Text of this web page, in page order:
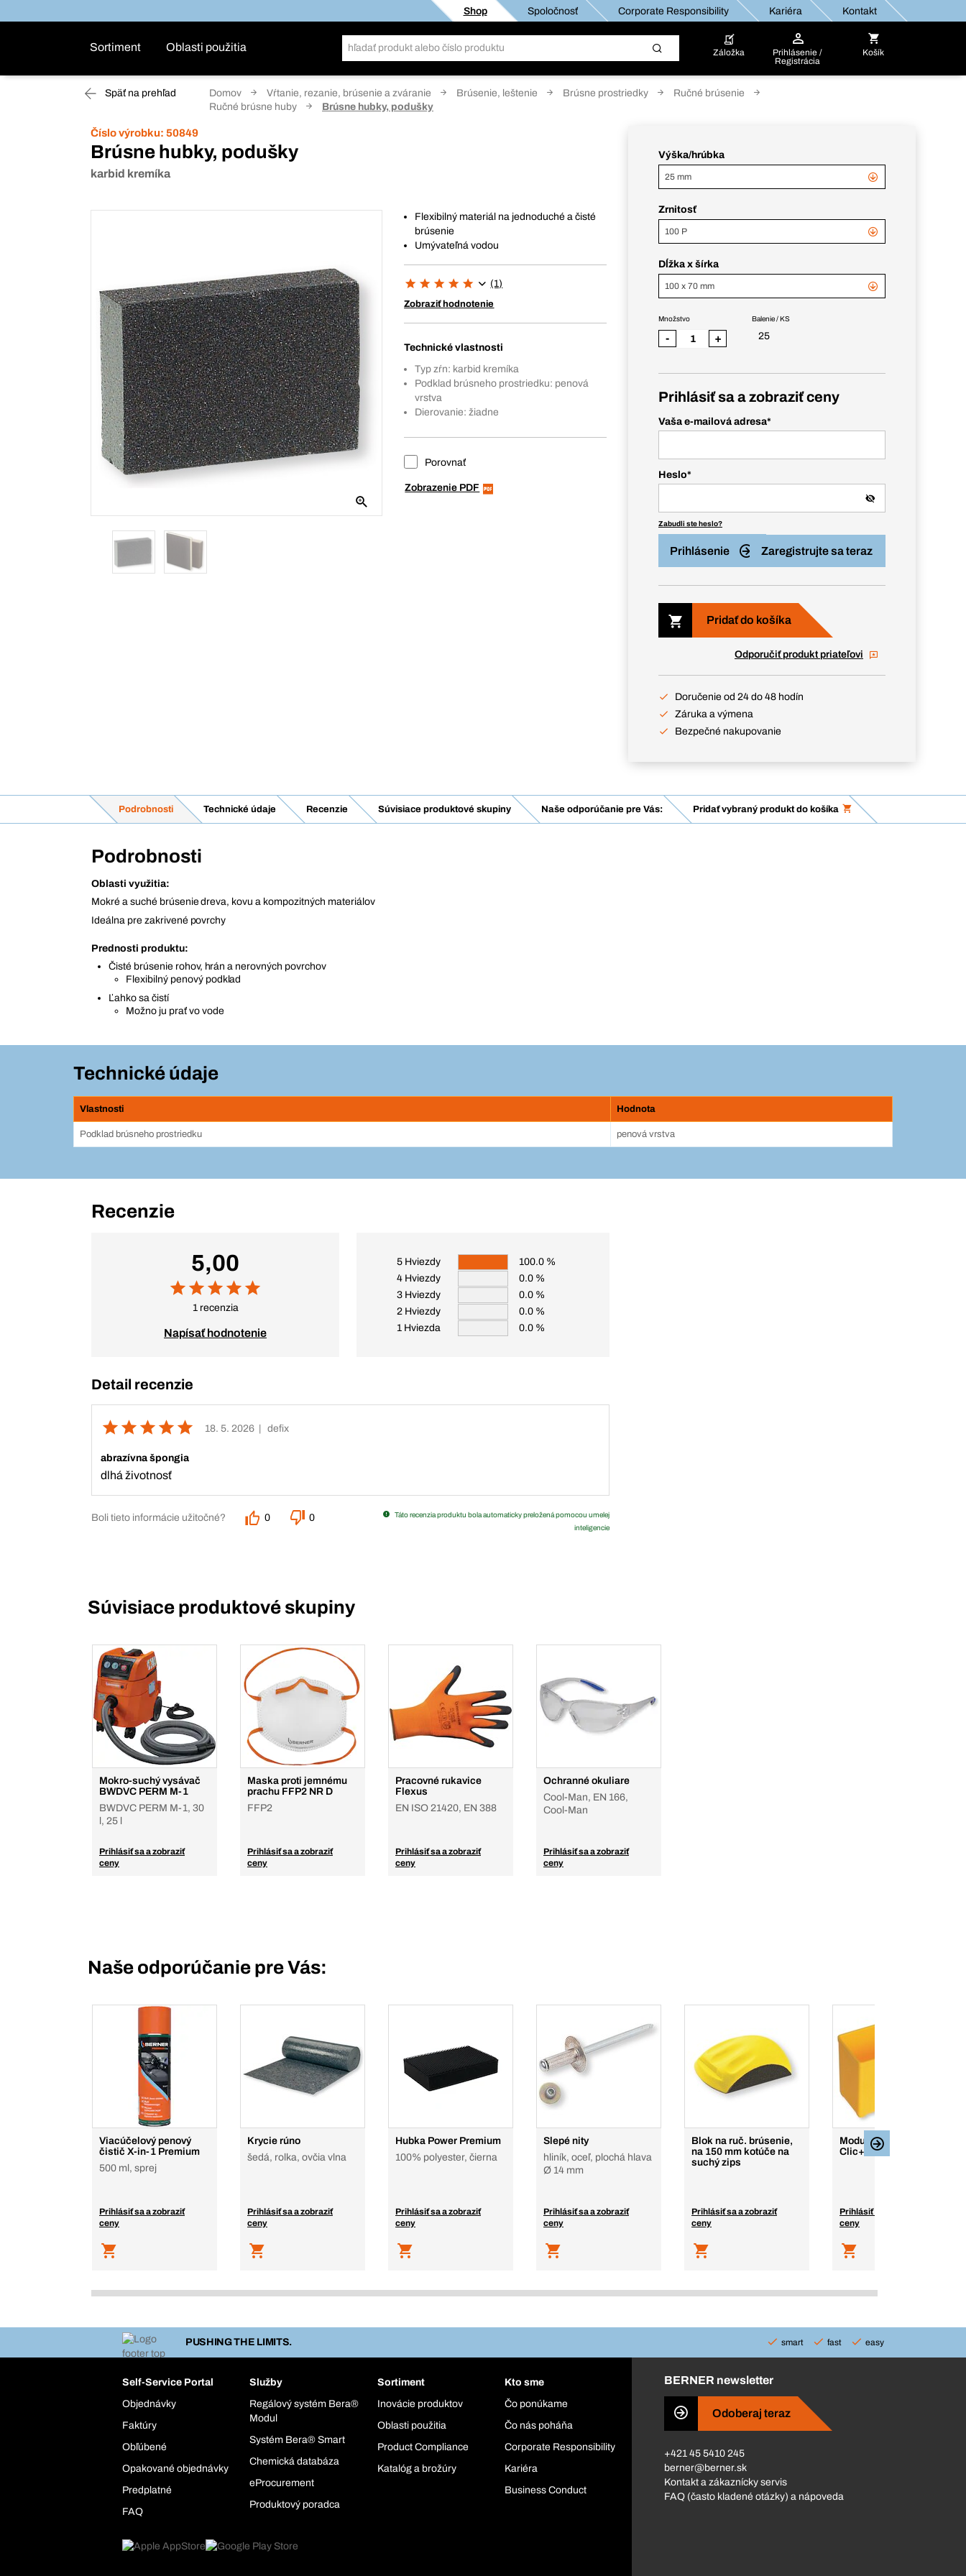
Shop Spoločnosť Corporate Responsibility Kariéra Kontakt
Sortiment Oblasti použitia Záložka
Prihlásenie /
Registrácia
Košík
Späť na prehľad Domov Vŕtanie, rezanie, brúsenie a zváranie Brúsenie, leštenie Brúsne prostriedky
Ručné brúsenie
Ručné brúsne huby
Brúsne hubky, podušky
Číslo výrobku: 50849
Brúsne hubky, podušky
karbid kremíka
Flexibilný materiál na jednoduché a čisté
brúsenie
Umývateľná vodou
(1)
Zobraziť hodnotenie
Technické vlastnosti
Typ zŕn: karbid kremíka
Podklad brúsneho prostriedku: penová
vrstva
Dierovanie: žiadne
Porovnať
Zobrazenie PDF
Výška/hrúbka
25 mm
Zrnitosť
100 P
Dĺžka x šírka
100 x 70 mm
Balenie / KS
25
Množstvo
- +
Prihlásiť sa a zobraziť ceny
Vaša e-mailová adresa*
Heslo*
Zabudli ste heslo?
Prihlásenie Zaregistrujte sa teraz
Pridať do košíka
Odporučiť produkt priateľovi
Doručenie od 24 do 48 hodín
Záruka a výmena
Bezpečné nakupovanie
Podrobnosti Technické údaje Recenzie Súvisiace produktové skupiny Naše odporúčanie pre Vás: Pridať vybraný produkt do košíka
Podrobnosti
Oblasti využitia:
Mokré a suché brúsenie dreva, kovu a kompozitných materiálov
Ideálna pre zakrivené povrchy
Prednosti produktu:
Čisté brúsenie rohov, hrán a nerovných povrchov
Flexibilný penový podklad
Ľahko sa čistí
Možno ju prať vo vode
Technické údaje
Vlastnosti Hodnota
Podklad brúsneho prostriedku penová vrstva
Recenzie
5,00
1 recenzia
Napísať hodnotenie
5 Hviezdy
100.0 %
4 Hviezdy
0.0 %
3 Hviezdy
0.0 %
2 Hviezdy
0.0 %
1 Hviezda
0.0 %
Detail recenzie
18. 5. 2026 | defix
abrazívna špongia
dlhá životnosť
Boli tieto informácie užitočné? 0 0
Táto recenzia produktu bola automaticky preložená pomocou umelej
inteligencie
Súvisiace produktové skupiny
Mokro-suchý vysávač
BWDVC PERM M-1
BWDVC PERM M-1, 30
l, 25 l
Prihlásiť sa a zobraziť
ceny
Maska proti jemnému
prachu FFP2 NR D
FFP2
Prihlásiť sa a zobraziť
ceny
Pracovné rukavice
Flexus
EN ISO 21420, EN 388
Prihlásiť sa a zobraziť
ceny
Ochranné okuliare
Cool-Man, EN 166,
Cool-Man
Prihlásiť sa a zobraziť
ceny
Naše odporúčanie pre Vás:
Viacúčelový penový
čistič X-in-1 Premium
500 ml, sprej
Prihlásiť sa a zobraziť
ceny
Krycie rúno
šedá, rolka, ovčia vlna
Prihlásiť sa a zobraziť
ceny
Hubka Power Premium
100% polyester, čierna
Prihlásiť sa a zobraziť
ceny
Slepé nity
hliník, oceľ, plochá hlava
Ø 14 mm
Prihlásiť sa a zobraziť
ceny
Blok na ruč. brúsenie,
na 150 mm kotúče na
suchý zips
Prihlásiť sa a zobraziť
ceny
Modulový box BERA
Clic+
Prihlásiť sa a zobraziť
ceny
PUSHING THE LIMITS. smart fast easy
Self-Service Portal
Objednávky
Faktúry
Obľúbené
Opakované objednávky
Predplatné
FAQ
Služby
Regálový systém Bera®
Modul
Systém Bera® Smart
Chemická databáza
eProcurement
Produktový poradca
Sortiment
Inovácie produktov
Oblasti použitia
Product Compliance
Katalóg a brožúry
Kto sme
Čo ponúkame
Čo nás poháňa
Corporate Responsibility
Kariéra
Business Conduct
BERNER newsletter
Odoberaj teraz
+421 45 5410 245
berner@berner.sk
Kontakt a zákaznícky servis
FAQ (často kladené otázky) a nápoveda